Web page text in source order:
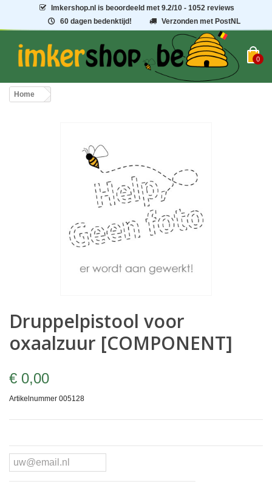
Imkershop.nl is beoordeeld met9.2/10 - 1052 reviews
60 dagen bedenktijd!
Verzonden met PostNL
0
Home
Druppelpistool voor
oxaalzuur [COMPONENT]
€ 0,00
Artikelnummer 005128